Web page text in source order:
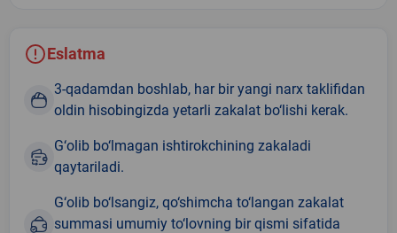
Eslatma
3-qadamdan boshlab, har bir yangi narx taklifidan
oldin hisobingizda yetarli zakalat bo‘lishi kerak.
G‘olib bo‘lmagan ishtirokchining zakaladi
qaytariladi.
G‘olib bo‘lsangiz, qo‘shimcha to‘langan zakalat
summasi umumiy to‘lovning bir qismi sifatida